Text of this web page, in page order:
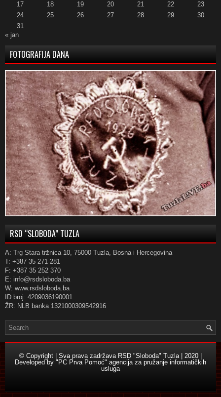
17
18 19 20 21 22
23
24
25 26 27 28 29
30
31
« jan
FOTOGRAFIJA DANA
RSD “SLOBODA” TUZLA
A: Trg Stara tržnica 10, 75000 Tuzla, Bosna i Hercegovina
T: +387 35 271 281
F: +387 35 252 370
E: info@rsdsloboda.ba
W: www.rsdsloboda.ba
ID broj: 4209036190001
ŽR: NLB banka 1321000309542916
© Copyright | Sva prava zadržava RSD "Sloboda" Tuzla | 2020 |
Developed by "PC Prva Pomoć" agencija za pružanje informatičkih
usluga